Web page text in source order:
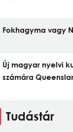
Fokhagyma vagy
Új magyar nyelvi
számára
Tudástár